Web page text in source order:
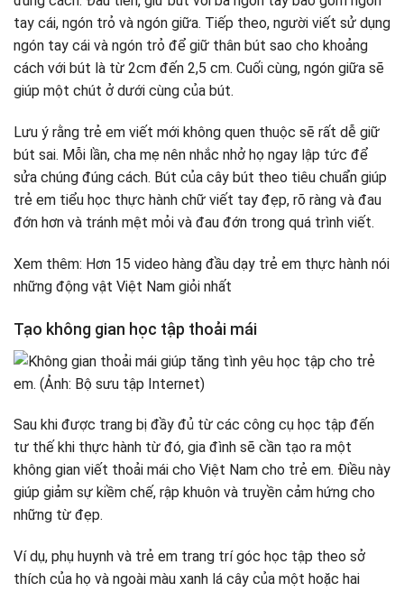
tay cái, ngón trỏ và ngón giữa. Tiếp theo, người viết sử dụng
ngón tay cái và ngón trỏ để giữ thân bút sao cho khoảng
cách với bút là từ 2cm đến 2,5 cm. Cuối cùng, ngón giữa sẽ
giúp một chút ở dưới cùng của bút.
Lưu ý rằng trẻ em viết mới không quen thuộc sẽ rất dễ giữ
bút sai. Mỗi lần, cha mẹ nên nhắc nhở họ ngay lập tức để
sửa chúng đúng cách. Bút của cây bút theo tiêu chuẩn giúp
trẻ em tiểu học thực hành chữ viết tay đẹp, rõ ràng và đau
đớn hơn và tránh mệt mỏi và đau đớn trong quá trình viết.
Xem thêm: Hơn 15 video hàng đầu dạy trẻ em thực hành nói
những động vật Việt Nam giỏi nhất
Tạo không gian học tập thoải mái
Sau khi được trang bị đầy đủ từ các công cụ học tập đến
tư thế khi thực hành từ đó, gia đình sẽ cần tạo ra một
không gian viết thoải mái cho Việt Nam cho trẻ em. Điều này
giúp giảm sự kiềm chế, rập khuôn và truyền cảm hứng cho
những từ đẹp.
Ví dụ, phụ huynh và trẻ em trang trí góc học tập theo sở
thích của họ và ngoài màu xanh lá cây của một hoặc hai